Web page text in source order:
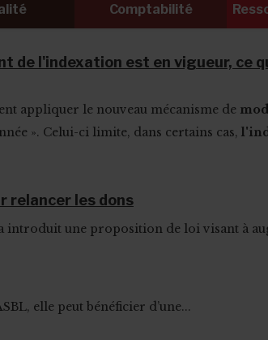
Comptabilité
de l'indexation est en vigueur, ce
appliquer le nouveau mécanisme de
». Celui-ci limite, dans certains cas,
relancer les dons
introduit une proposition de loi visant à
elle peut bénéficier d’une...